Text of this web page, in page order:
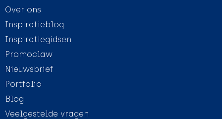
Over ons
Inspiratieblog
Inspiratiegidsen
Promoclaw
Nieuwsbrief
Portfolio
Blog
Veelgestelde vragen